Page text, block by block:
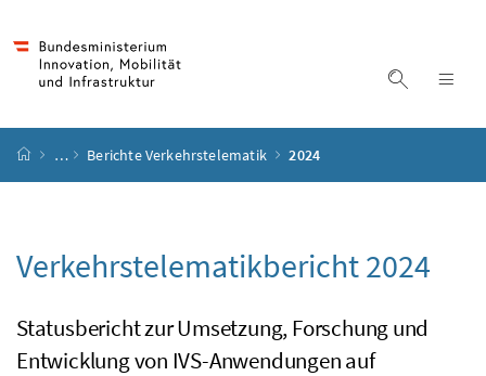
Suche
Startseite
… Berichte Verkehrstelematik 2024
Verkehrstelematikbericht 2024
Statusbericht zur Umsetzung, Forschung und
Entwicklung von IVS-Anwendungen auf